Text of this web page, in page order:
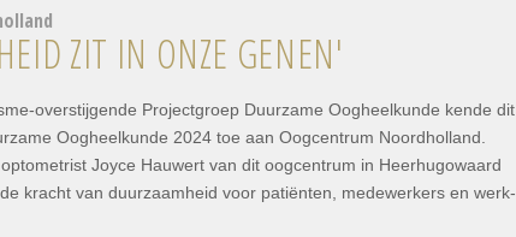
ZIT IN ONZE GENEN'
overstijgende Projectgroep Duurzame Oogheelkunde kende dit
Oogheelkunde 2024 toe aan Oogcentrum Noordholland.
Joyce Hauwert van dit oogcentrum in Heerhugowaard
kracht van duurzaamheid voor patiënten, medewerkers en werk-